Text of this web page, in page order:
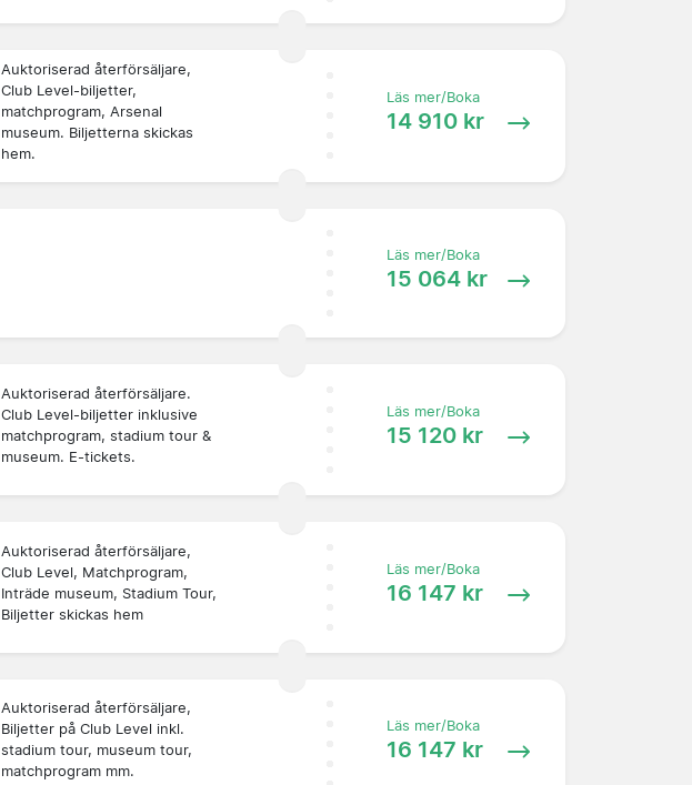
Auktoriserad återförsäljare,
Club Level-biljetter,
matchprogram, Arsenal
museum. Biljetterna skickas
hem.
Läs mer/Boka
14 910 kr
Läs mer/Boka
15 064 kr
Auktoriserad återförsäljare.
Club Level-biljetter inklusive
matchprogram, stadium tour &
museum. E-tickets.
Läs mer/Boka
15 120 kr
Auktoriserad återförsäljare,
Club Level, Matchprogram,
Inträde museum, Stadium Tour,
Biljetter skickas hem
Läs mer/Boka
16 147 kr
Auktoriserad återförsäljare,
Biljetter på Club Level inkl.
stadium tour, museum tour,
matchprogram mm.
Läs mer/Boka
16 147 kr